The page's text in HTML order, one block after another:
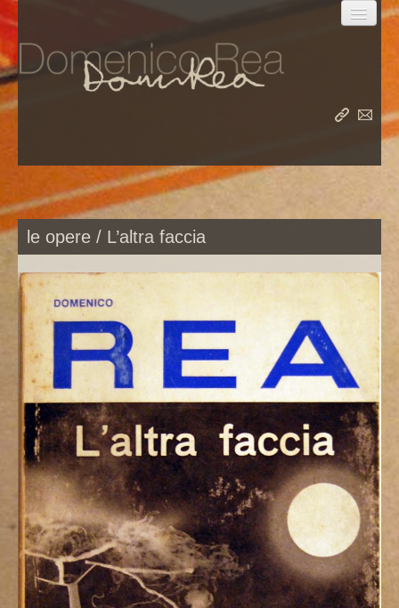
la vita
le opere
il meridiano
album
rea nel mondo
rea su rea
hanno scritto di lui
le opere / L’altra faccia